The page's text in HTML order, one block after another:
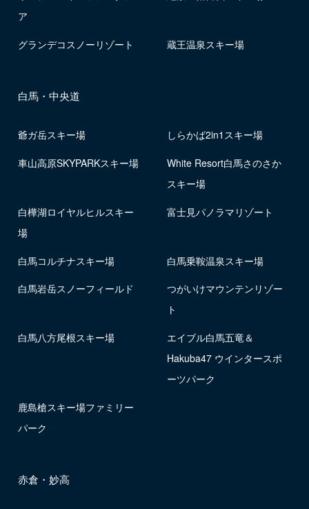
ア
グランデコスノーリゾート 蔵王温泉スキー場
白馬・中央道
爺ガ岳スキー場 しらかば2in1スキー場
車山高原SKYPARKスキー場
White Resort白馬さのさか
スキー場
白樺湖ロイヤルヒルスキー
場
富士見パノラマリゾート
白馬コルチナスキー場 白馬乗鞍温泉スキー場
白馬岩岳スノーフィールド
つがいけマウンテンリゾー
ト
白馬八方尾根スキー場
エイブル白馬五竜＆
Hakuba47 ウインタースポ
ーツパーク
鹿島槍スキー場ファミリー
パーク
赤倉・妙高